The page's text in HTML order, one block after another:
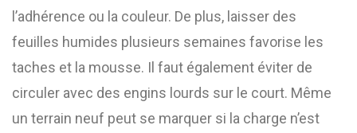
l’adhérence ou la couleur. De plus, laisser des
feuilles humides plusieurs semaines favorise les
taches et la mousse. Il faut également éviter de
circuler avec des engins lourds sur le court. Même
un terrain neuf peut se marquer si la charge n’est